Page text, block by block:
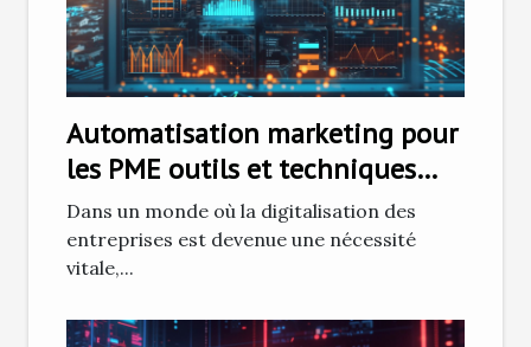
Automatisation marketing pour
les PME outils et techniques
pour un impact maximal
Dans un monde où la digitalisation des
entreprises est devenue une nécessité
vitale,...